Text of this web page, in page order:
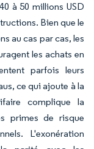
à 50 millions USD
Bien que le
au cas par cas, les
les achats en
parfois leurs
ce qui ajoute à la
complique la
primes de risque
L'exonération